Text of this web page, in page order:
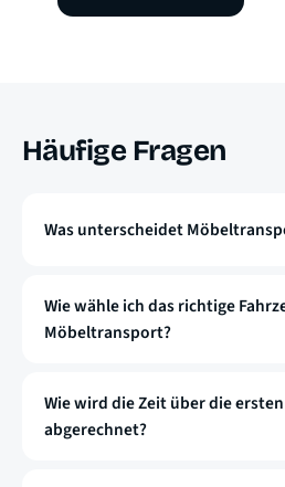
Häufige Fragen
Was unterscheidet
Wie wähle ich das richtige
Möbeltransport?
Wie wird die Zeit über die
abgerechnet?